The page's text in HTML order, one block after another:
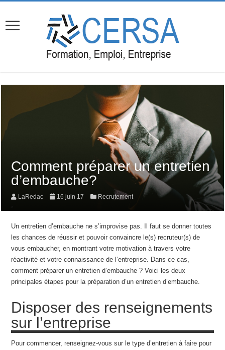
Comment préparer un entretien
d’embauche?
LaRedac 16 juin 17 Recrutement
Un entretien d’embauche ne s’improvise pas. Il faut se donner toutes
les chances de réussir et pouvoir convaincre le(s) recruteur(s) de
vous embaucher, en montrant votre motivation à travers votre
réactivité et votre connaissance de l’entreprise. Dans ce cas,
comment préparer un entretien d’embauche ? Voici les deux
principales étapes pour la préparation d’un entretien d’embauche.
Disposer des renseignements
sur l’entreprise
Pour commencer, renseignez-vous sur le type d’entretien à faire pour